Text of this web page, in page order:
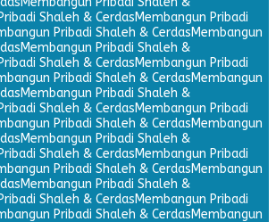
Shaleh & CerdasMembangun Pribadi
Pribadi Shaleh & CerdasMembangun
Membangun Pribadi Shaleh &
Shaleh & CerdasMembangun Pribadi
Pribadi Shaleh & CerdasMembangun
Membangun Pribadi Shaleh &
Shaleh & CerdasMembangun Pribadi
Pribadi Shaleh & CerdasMembangun
Membangun Pribadi Shaleh &
Shaleh & CerdasMembangun Pribadi
Pribadi Shaleh & CerdasMembangun
Membangun Pribadi Shaleh &
Shaleh & CerdasMembangun Pribadi
Pribadi Shaleh & CerdasMembangun